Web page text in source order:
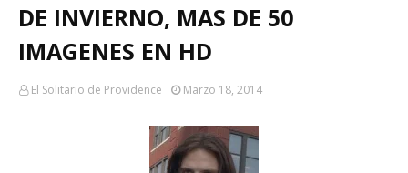
DE INVIERNO, MAS DE 50
IMAGENES EN HD
El Solitario de Providence Marzo 18, 2014